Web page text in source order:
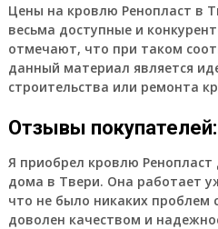
Цены на кровлю Ренопласт в
весьма доступные и
отмечают, что при таком
данный материал является
строительства или ремонта
Отзывы покупателей:
Я приобрел кровлю Ренопласт
дома в Твери. Она работает
что не было никаких проблем
доволен качеством и